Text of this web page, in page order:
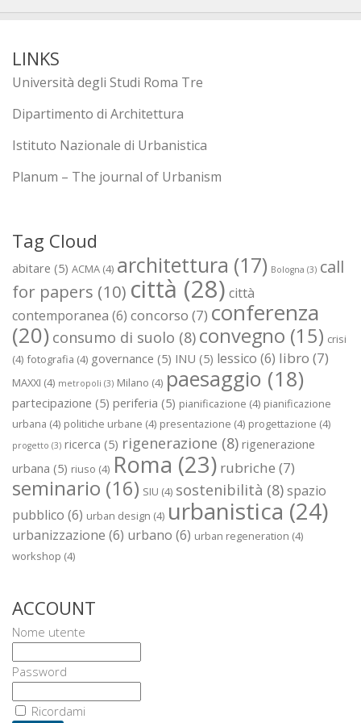
LINKS
Università degli Studi Roma Tre
Dipartimento di Architettura
Istituto Nazionale di Urbanistica
Planum – The journal of Urbanism
Tag Cloud
abitare (5) ACMA (4) architettura (17) Bologna (3) call
for papers (10) città (28) città
contemporanea (6) concorso (7) conferenza
(20) consumo di suolo (8) convegno (15) crisi
(4) fotografia (4) governance (5) INU (5) lessico (6) libro (7)
MAXXI (4) metropoli (3) Milano (4) paesaggio (18)
partecipazione (5) periferia (5) pianificazione (4) pianificazione
urbana (4) politiche urbane (4) presentazione (4) progettazione (4)
progetto (3) ricerca (5) rigenerazione (8) rigenerazione
urbana (5) riuso (4) Roma (23) rubriche (7)
seminario (16) SIU (4) sostenibilità (8)spazio
pubblico (6) urban design (4) urbanistica (24)
urbanizzazione (6) urbano (6) urban regeneration (4)
workshop (4)
ACCOUNT
Nome utente
Password
Ricordami